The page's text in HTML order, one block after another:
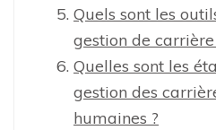
Quels sont les
gestion de carrière
Quelles sont les
gestion des
humaines ?